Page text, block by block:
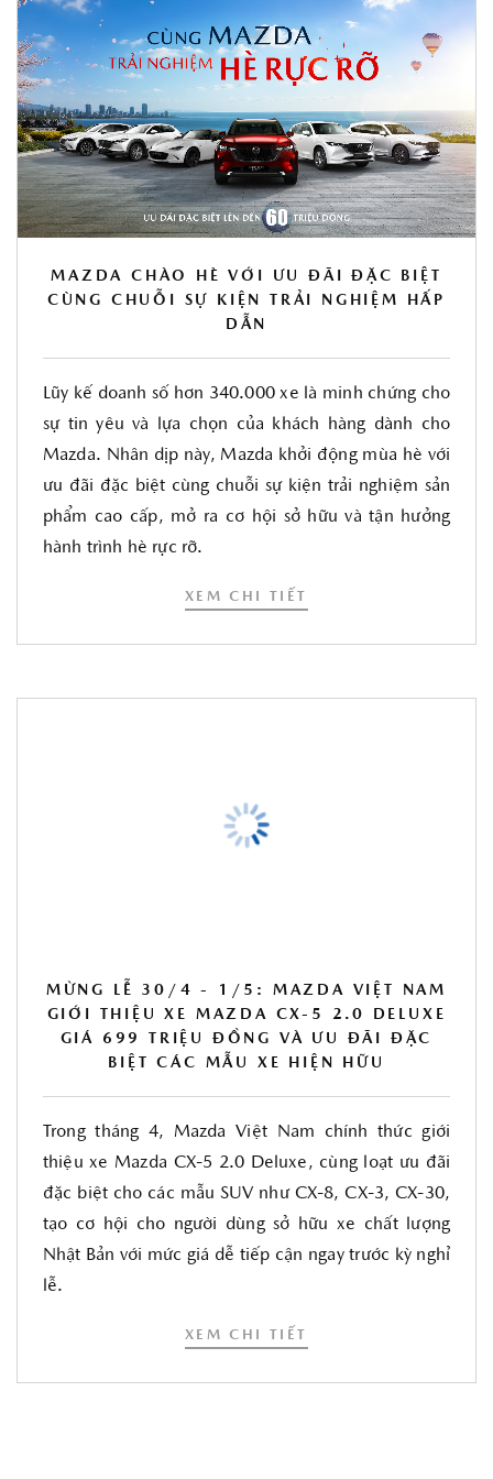
MAZDA CHÀO HÈ VỚI ƯU ĐÃI ĐẶC BIỆT
CÙNG CHUỖI SỰ KIỆN TRẢI NGHIỆM HẤP
DẪN
Lũy kế doanh số hơn 340.000 xe là minh chứng cho
sự tin yêu và lựa chọn của khách hàng dành cho
Mazda. Nhân dịp này, Mazda khởi động mùa hè với
ưu đãi đặc biệt cùng chuỗi sự kiện trải nghiệm sản
phẩm cao cấp, mở ra cơ hội sở hữu và tận hưởng
hành trình hè rực rỡ.
XEM CHI TIẾT
MỪNG LỄ 30/4 - 1/5: MAZDA VIỆT NAM
GIỚI THIỆU XE MAZDA CX-5 2.0 DELUXE
GIÁ 699 TRIỆU ĐỒNG VÀ ƯU ĐÃI ĐẶC
BIỆT CÁC MẪU XE HIỆN HỮU
Trong tháng 4, Mazda Việt Nam chính thức giới
thiệu xe Mazda CX-5 2.0 Deluxe, cùng loạt ưu đãi
đặc biệt cho các mẫu SUV như CX-8, CX-3, CX-30,
tạo cơ hội cho người dùng sở hữu xe chất lượng
Nhật Bản với mức giá dễ tiếp cận ngay trước kỳ nghỉ
lễ.
XEM CHI TIẾT